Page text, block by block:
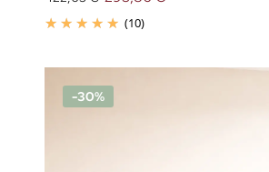
(10)
-30%